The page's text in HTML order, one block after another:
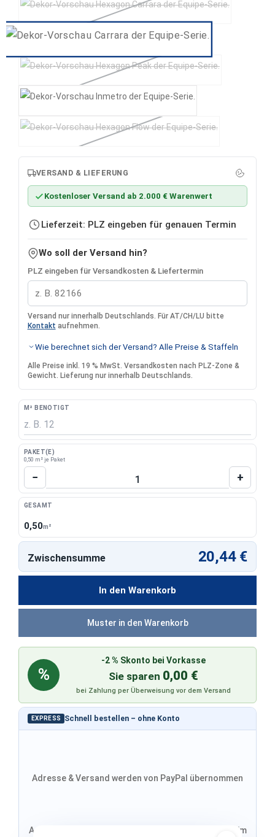
VERSAND & LIEFERUNG
Kostenloser Versand ab 2.000 € Warenwert
Lieferzeit: PLZ eingeben für genauen Termin
Wo soll der Versand hin?
PLZ eingeben für Versandkosten & Liefertermin
Versand nur innerhalb Deutschlands. Für AT/CH/LU bitte
Kontakt aufnehmen.
Wie berechnet sich der Versand? Alle Preise & Staffeln
Alle Preise inkl. 19 % MwSt. Versandkosten nach PLZ-Zone &
Gewicht. Lieferung nur innerhalb Deutschlands.
M² BENÖTIGT
PAKET(E)
0,50 m² je Paket
Produkt Anzahl: Gib den gewünschten
− +
GESAMT
0,50m²
In den Warenkorb
EXPRESS Schnell bestellen – ohne Konto
Adresse & Versand werden von PayPal übernommen
Adresse von Klarna, Versand wird im finalen Schritt im
Zwischensumme 20,44 €
%
-2 % Skonto bei Vorkasse
Sie sparen 0,00 €
bei Zahlung per Überweisung vor dem Versand
Muster in den Warenkorb